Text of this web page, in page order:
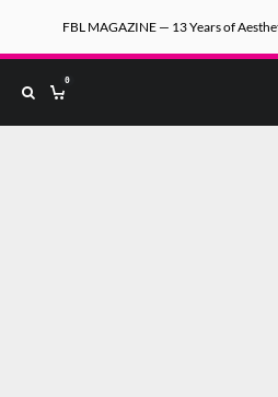
FBL MAGAZINE — 13 Years of
0